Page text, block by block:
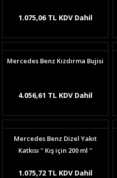
1.075,06 TL KDV Dahil
Mercedes Benz Kızdırma Bujisi
4.056,61 TL KDV Dahil
Mercedes Benz Dizel Yakıt
Katkısı '' Kış için 200 ml ''
1.075,72 TL KDV Dahil